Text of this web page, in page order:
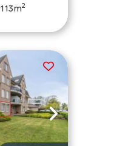
113m2